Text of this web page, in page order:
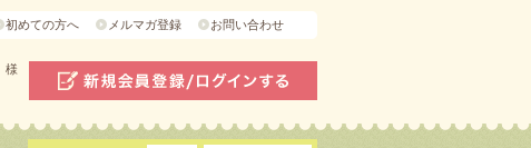
初めての方へ メルマガ登録 お問い合わせ
様